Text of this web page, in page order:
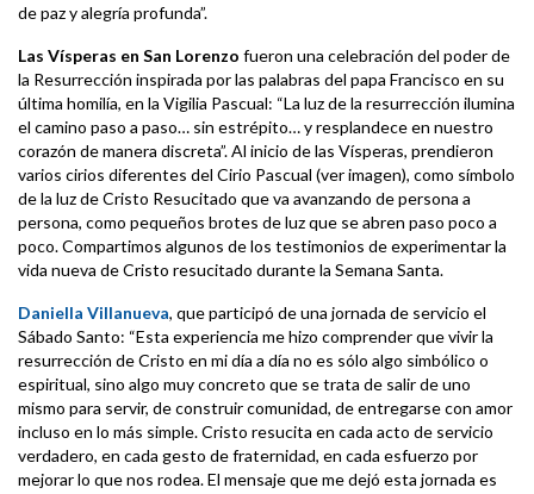
de paz y alegría profunda”.
Las Vísperas en San Lorenzo fueron una celebración del poder de
la Resurrección inspirada por las palabras del papa Francisco en su
última homilía, en la Vigilia Pascual: “La luz de la resurrección ilumina
el camino paso a paso… sin estrépito… y resplandece en nuestro
corazón de manera discreta”. Al inicio de las Vísperas, prendieron
varios cirios diferentes del Cirio Pascual (ver imagen), como símbolo
de la luz de Cristo Resucitado que va avanzando de persona a
persona, como pequeños brotes de luz que se abren paso poco a
poco. Compartimos algunos de los testimonios de experimentar la
vida nueva de Cristo resucitado durante la Semana Santa.
Daniella Villanueva, que participó de una jornada de servicio el
Sábado Santo: “Esta experiencia me hizo comprender que vivir la
resurrección de Cristo en mi día a día no es sólo algo simbólico o
espiritual, sino algo muy concreto que se trata de salir de uno
mismo para servir, de construir comunidad, de entregarse con amor
incluso en lo más simple. Cristo resucita en cada acto de servicio
verdadero, en cada gesto de fraternidad, en cada esfuerzo por
mejorar lo que nos rodea. El mensaje que me dejó esta jornada es